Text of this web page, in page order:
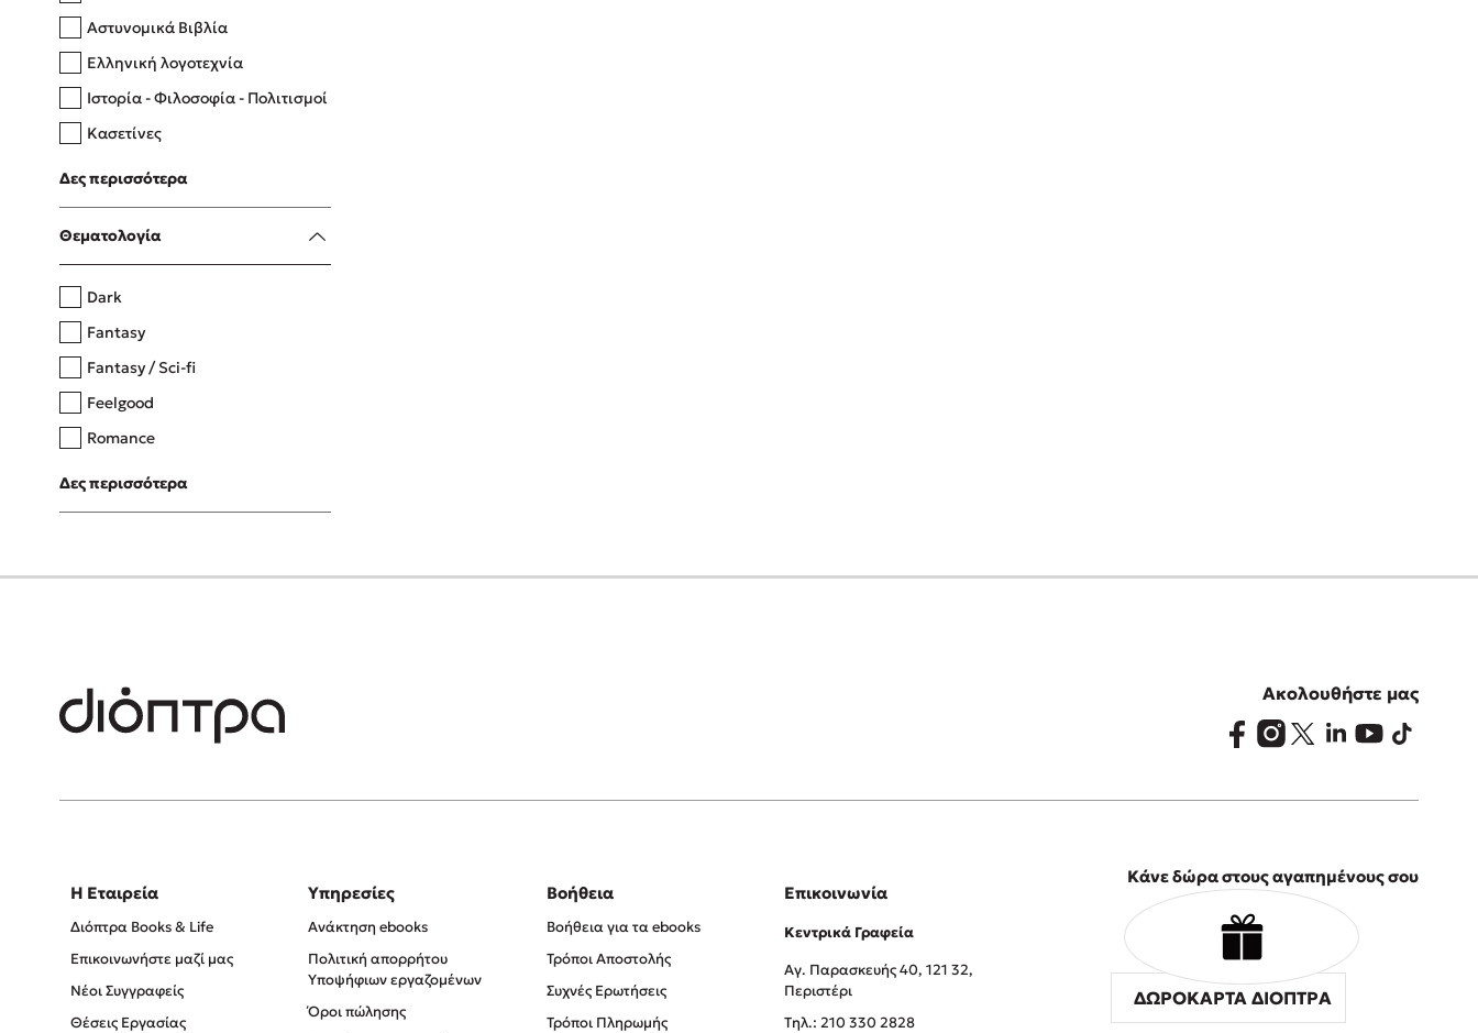
Δανάη Δεληγεώργη
Πάνω, κάτω, μπροστά, πίσω
Η μέθοδος Αφήστε τους
Αστυνομικά Βιβλία
Ελληνική λογοτεχνία
Ιστορία - Φιλοσοφία - Πολιτισμοί
Κασετίνες
Λευκώματα - Έγχρωμοι οδηγοί
Μαγειρική
Δες περισσότερα
Θεματολογία
Dark
Fantasy
Fantasy / Sci-fi
Feelgood
Romance
Upmarket
Young Adult
Δες περισσότερα
Ακολουθήστε μας
Η Εταιρεία
Διόπτρα Books & Life
Επικοινωνήστε μαζί μας
Νέοι Συγγραφείς
Θέσεις Εργασίας
Υπηρεσίες
Ανάκτηση ebooks
Πολιτική απορρήτου
Υποψήφιων εργαζομένων
Όροι πώλησης
Βοήθεια
Βοήθεια για τα ebooks
Τρόποι Αποστολής
Συχνές Ερωτήσεις
Τρόποι Πληρωμής
Επικοινωνία
Κεντρικά Γραφεία
Αγ. Παρασκευής 40, 121 32,
Περιστέρι
Tηλ.: 210 330 2828
Κάνε δώρα στους αγαπημένους σου
ΔΩΡΟΚΑΡΤΑ ΔΙΟΠΤΡΑ